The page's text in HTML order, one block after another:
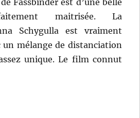
maitrisée. La
Schygulla est vraiment
un mélange de distanciation
unique. Le film connut